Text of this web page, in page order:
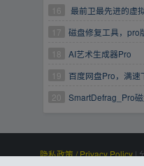
载，VMware,1寸2寸照
16
最前卫最先进的虚
合集好礼」可安装几乎所
可使用多个不同的系统，
17
磁盘修复工具，pro
18
AI艺术生成器Pro
19
百度网盘Pro，满速
20
SmartDefrag_Pro磁
隐私政策 / Privacy Policy|